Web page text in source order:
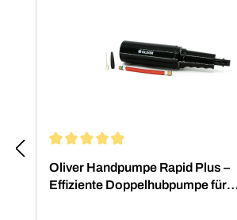
Durchschnittliche Bewertung von
Oliver Handpumpe Rapid Plus –
Effiziente Doppelhubpumpe für